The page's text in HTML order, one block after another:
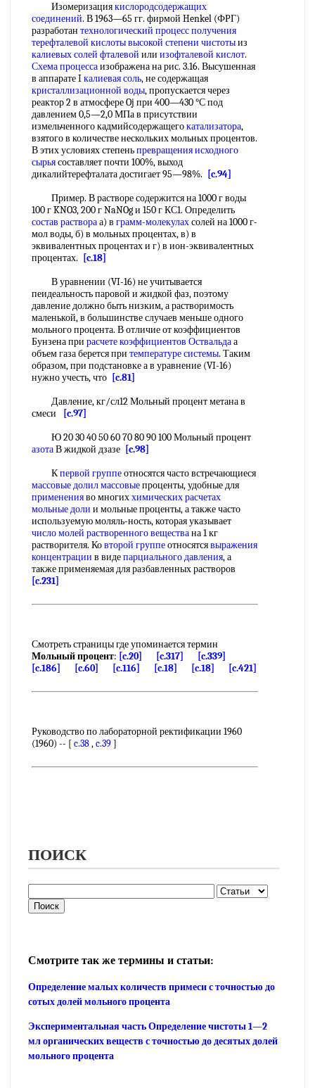
Изомеризациякислородсодержащих
соединений. В 1963—65 гг. фирмой Henkel (ФРГ)
разработан технологический процессполучения
терефталевой кислотывысокой степени чистотыиз
калиевых солей фталевой или изофталевой кислот.
Схема процессаизображена на рис. 3.16. Высушенная
в аппарате Iкалиевая соль, не содержащая
кристаллизационной воды, пропускается через
реактор 2 в атмосфере Oj при 400—430 °С под
давлением 0,5—2,0 МПа в присутствии
измельченного кадмийсодержащегокатализатора,
взятого в количестве нескольких мольных процентов.
В этих условиях степеньпревращения исходного
сырьясоставляет почти 100%, выход
дикалийтерефталата достигает 95—98%.
[c.94]
Пример. В растворе содержится на 1000 г воды
100 г KNO3, 200 г NaNOg и 150 г КС1. Определить
состав раствораа) в грамм-молекулахсолей на 1000 г-
мол воды, б) в мольных процентах, в) в
эквивалентных процентах и г) в ион-эквивалентных
процентах.
[c.18]
В уравнении (VI-16) не учитывается
пеидеальность паровой и жидкой фаз, поэтому
давление должно быть низким, а растворимость
маленькой, в большинстве случаев меньше одного
мольного процента. В отличие от коэффициентов
Бунзена при расчете коэффициентов Оствальдаа
объем газа берется при температуре системы. Таким
образом, при подстановке а в уравнение (VI-16)
нужно учесть, что [c.81]
Давление, кг/сл12 Мольный процент метана в
смеси
[c.97]
Ю 20 30 40 50 60 70 80 90 100 Мольный процент
азотаВ жидкой дзазе [c.98]
Кпервой группеотносятся часто встречающиеся
массовые долил массовыепроценты, удобные для
примененияво многиххимических расчетах
мольные доли и мольные проценты, а также часто
используемую моляль-ность, которая указывает
число молей растворенного веществана 1 кг
растворителя. Ковторой группеотносятсявыражения
концентрации в видепарциального давления, а
также применяемая для разбавленных растворов
[c.231]
Смотреть страницы где упоминается термин
Мольный процент: [c.20] [c.317]
[c.339]
[c.186]
[c.60] [c.116] [c.18] [c.18] [c.421]
Руководство по лабораторной ректификации 1960
(1960) -- [ c.38,c.39]
ПОИСК
Смотрите так же термины и статьи:
Определение малых количеств примеси с точностью до
сотых долей мольного процента
Экспериментальная часть Определение чистоты 1—2
мл органических веществ с точностью до десятых долей
мольного процента